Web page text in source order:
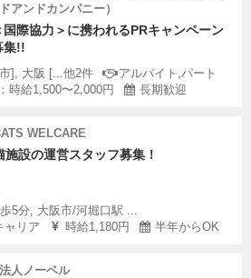
アンドカンパニー）
国際協力＞に携われるPRキャンペーン
集!!
], 大阪 [...他2件
アルバイト,パート
時給1,500〜2,000円
長期歓迎
WELCARE
施設の運営スタッフ募集！
5分, 大阪市/河堀口駅 ...
ャリア
時給1,180円 半年からOK
人ノーベル